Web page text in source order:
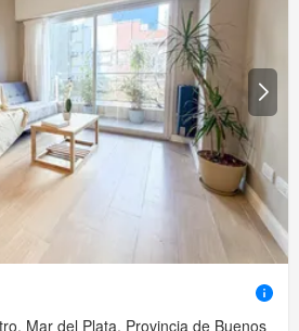
Mar del Plata, Provincia de Buenos